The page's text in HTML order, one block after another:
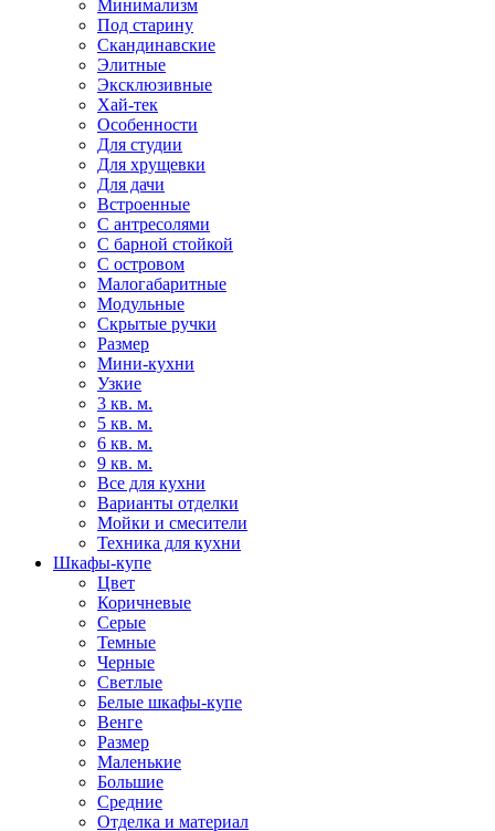
Минимализм
Под старину
Скандинавские
Элитные
Эксклюзивные
Хай-тек
Особенности
Для студии
Для хрущевки
Для дачи
Встроенные
С антресолями
С барной стойкой
С островом
Малогабаритные
Модульные
Скрытые ручки
Размер
Мини-кухни
Узкие
3 кв. м.
5 кв. м.
6 кв. м.
9 кв. м.
Все для кухни
Варианты отделки
Мойки и смесители
Техника для кухни
Шкафы-купе
Цвет
Коричневые
Серые
Темные
Черные
Светлые
Белые шкафы-купе
Венге
Размер
Маленькие
Большие
Средние
Отделка и материал